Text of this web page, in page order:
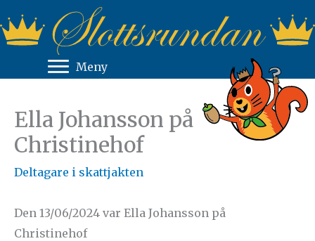
till
innehåll
Meny
Ella Johansson på
Christinehof
Deltagare i skattjakten
Den 13/06/2024 var Ella Johansson på
Christinehof